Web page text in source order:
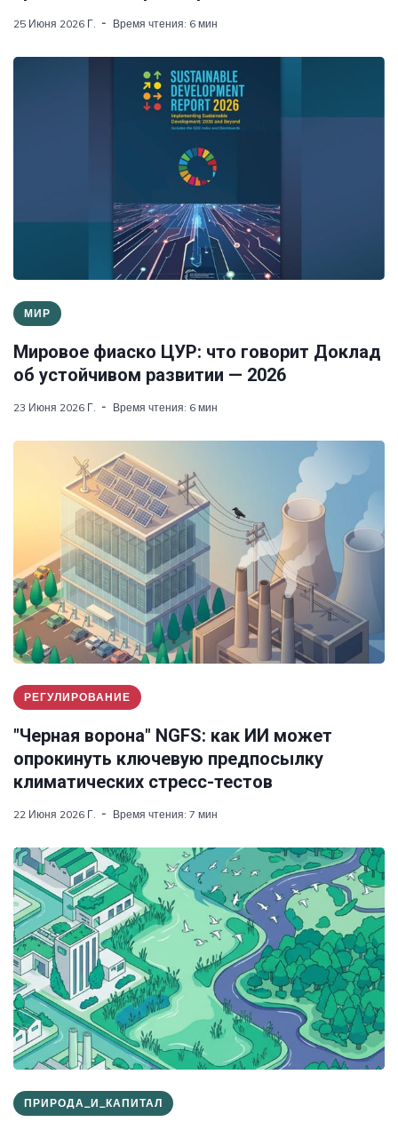
25 Июня 2026 Г. Время чтения: 6 мин
МИР
Мировое фиаско ЦУР: что говорит Доклад
об устойчивом развитии — 2026
23 Июня 2026 Г. Время чтения: 6 мин
РЕГУЛИРОВАНИЕ
"Черная ворона" NGFS: как ИИ может
опрокинуть ключевую предпосылку
климатических стресс-тестов
22 Июня 2026 Г. Время чтения: 7 мин
ПРИРОДА_И_КАПИТАЛ